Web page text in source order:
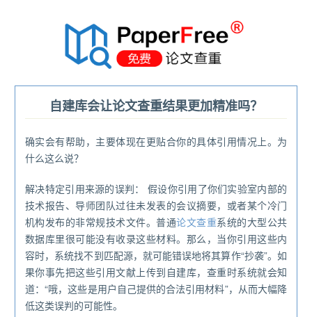
自建库会让论文查重结果更加精准吗？
确实会有帮助，主要体现在更贴合你的具体引用情况上。为
什么这么说？
解决特定引用来源的误判： 假设你引用了你们实验室内部的
技术报告、导师团队过往未发表的会议摘要，或者某个冷门
机构发布的非常规技术文件。普通论文查重系统的大型公共
数据库里很可能没有收录这些材料。那么，当你引用这些内
容时，系统找不到匹配源，就可能错误地将其算作“抄袭”。如
果你事先把这些引用文献上传到自建库，查重时系统就会知
道：“哦，这些是用户自己提供的合法引用材料”，从而大幅降
低这类误判的可能性。